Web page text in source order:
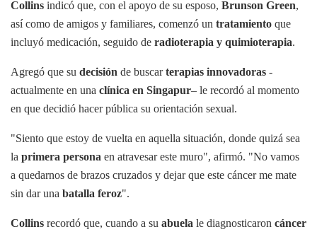
Collins indicó que, con el apoyo de su esposo, Brunson Green,
así como de amigos y familiares, comenzó un tratamiento que
incluyó medicación, seguido de radioterapia y quimioterapia.
Agregó que su decisión de buscarterapias innovadoras -
actualmente en una clínica en Singapur– le recordó al momento
en que decidió hacer pública su orientación sexual.
"Siento que estoy de vuelta en aquella situación, donde quizá sea
la primera persona en atravesar este muro", afirmó. "No vamos
a quedarnos de brazos cruzados y dejar que este cáncer me mate
sin dar una batalla feroz".
Collins recordó que, cuando a su abuela le diagnosticaron cáncer